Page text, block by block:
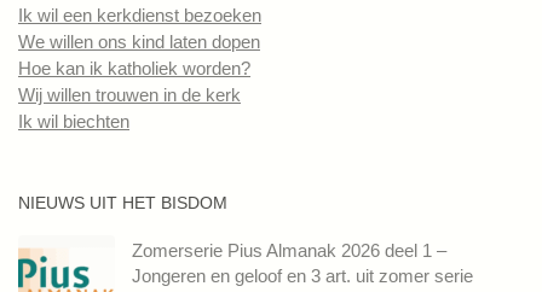
Ik wil een kerkdienst bezoeken
We willen ons kind laten dopen
Hoe kan ik katholiek worden?
Wij willen trouwen in de kerk
Ik wil biechten
NIEUWS UIT HET BISDOM
Zomerserie Pius Almanak 2026 deel 1 –
Jongeren en geloof en 3 art. uit zomer serie